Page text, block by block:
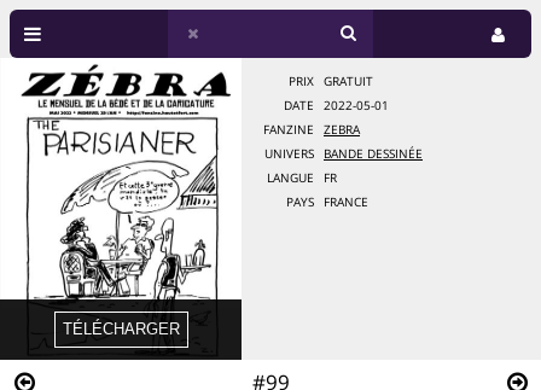
#99
PRIX
GRATUIT
DATE
2022-05-01
FANZINE
ZEBRA
UNIVERS
BANDE DESSINÉE
LANGUE
FR
PAYS
FRANCE